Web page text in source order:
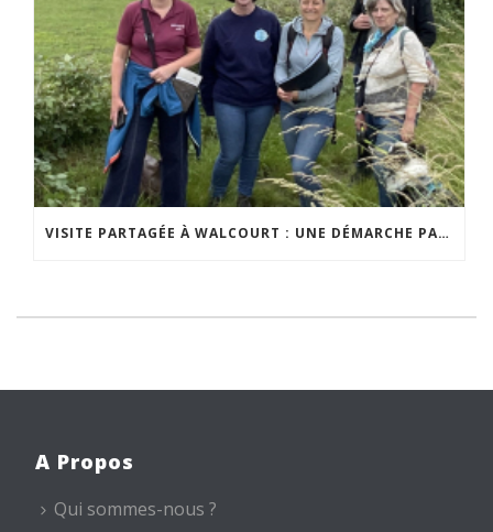
VISITE PARTAGÉE À WALCOURT : UNE DÉMARCHE PARTICIPATIVE ANIMÉE PAR ESPACE ENVIRONNEMENT
A Propos
Qui sommes-nous ?